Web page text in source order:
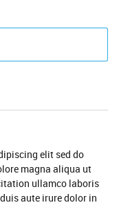
elit sed do
magna aliqua ut
ullamco laboris
aute irure dolor in